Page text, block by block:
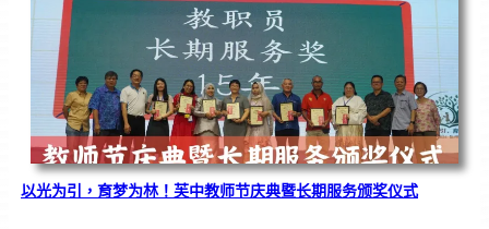
温
馨
校
园
以光为引，育梦为林！芙中教师节庆典暨长期服务颁奖仪式